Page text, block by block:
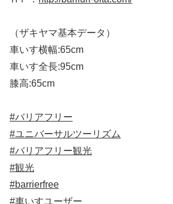
（ザキヤマ基本データ）
車いす横幅:65cm
車いす全長:95cm
膝高:65cm
#バリアフリー
#ユニバーサルツーリズム
#バリアフリー観光
#観光
#barrierfree
#車いすユーザー